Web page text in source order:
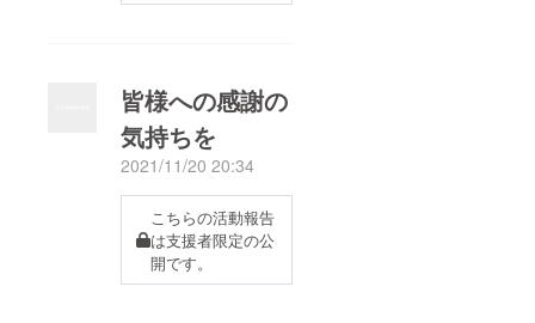
皆様への感謝の
気持ちを
2021/11/20 20:34
こちらの活動報告
は支援者限定の公
開です。